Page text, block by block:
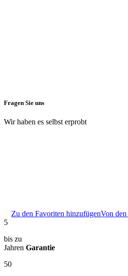
Fragen Sie uns
Wir haben es selbst erprobt
Zu den Favoriten hinzufügenVon
5
bis zu
Jahren Garantie
50